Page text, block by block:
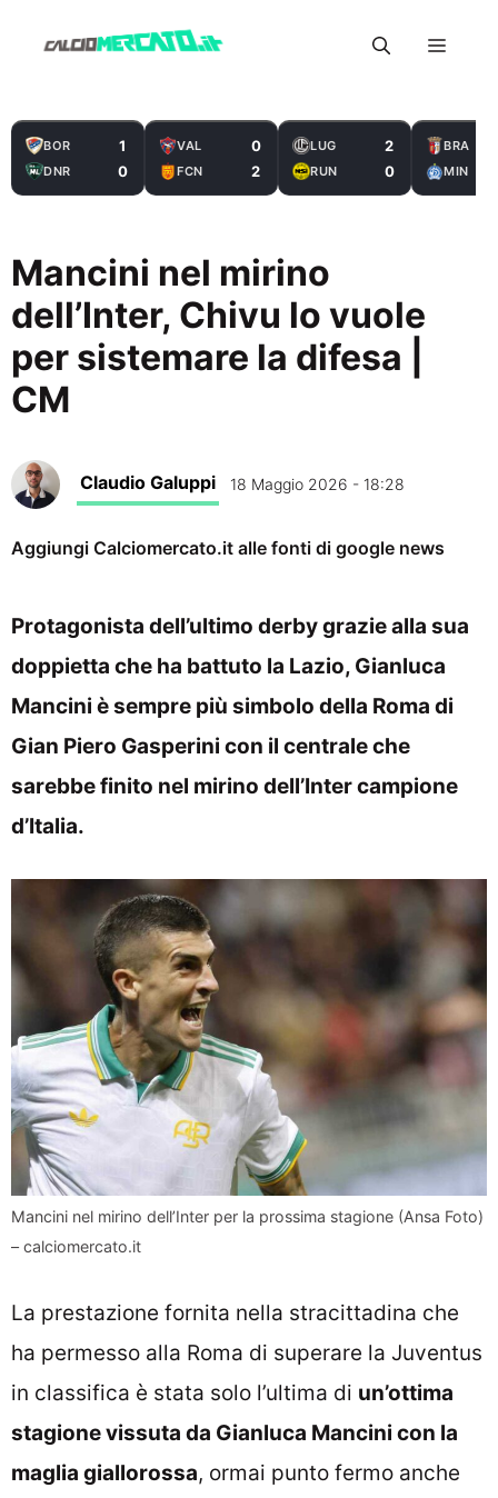
Menu
BOR 1
DNR 0
VAL 0
FCN 2
LUG 2
RUN 0
BRA
MIN
Mancini nel mirino
dell’Inter, Chivu lo vuole
per sistemare la difesa |
CM
Claudio Galuppi 18 Maggio 2026 - 18:28
Aggiungi Calciomercato.it alle fonti di google news
Protagonista dell’ultimo derby grazie alla sua
doppietta che ha battuto la Lazio, Gianluca
Mancini è sempre più simbolo della Roma di
Gian Piero Gasperini con il centrale che
sarebbe finito nel mirino dell’Inter campione
d’Italia.
Mancini nel mirino dell’Inter per la prossima stagione (Ansa Foto)
– calciomercato.it
La prestazione fornita nella stracittadina che
ha permesso alla Roma di superare la Juventus
in classifica è stata solo l’ultima di un’ottima
stagione vissuta da Gianluca Mancini con la
maglia giallorossa, ormai punto fermo anche